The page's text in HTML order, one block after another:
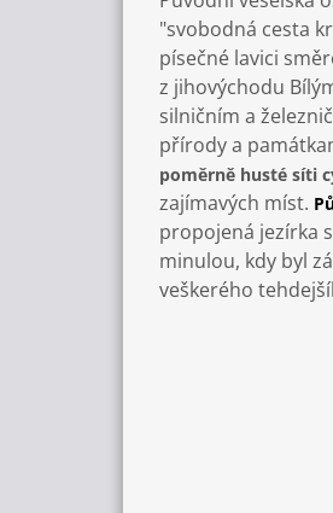
"svobodná cesta
písečné lavici
z jihovýchodu
silničním a
přírody a
poměrně husté síti
zajímavých míst.
propojená jezírka
minulou, kdy byl
veškerého